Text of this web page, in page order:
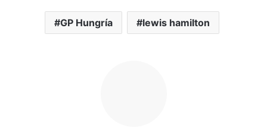
GP Hungría lewis hamilton